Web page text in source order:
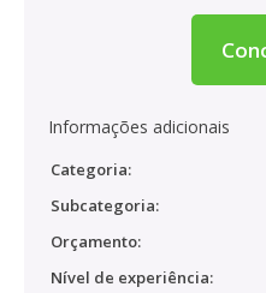
Informações adicionais
Categoria:
Subcategoria:
Orçamento:
Nível de experiência: